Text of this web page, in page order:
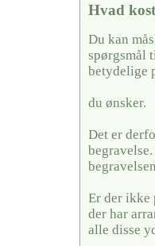
Hvad
Du kan
spørgsmål
betydelige
du ønsker.
Det er
Er der ikke
der har
alle disse